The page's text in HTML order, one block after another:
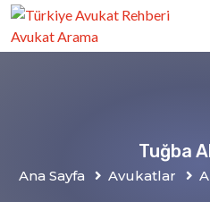
Tuğba
Ana Sayfa Avukatlar